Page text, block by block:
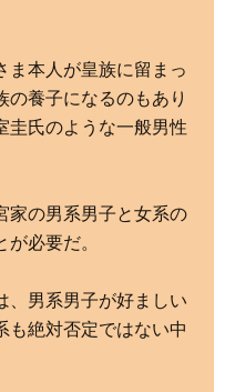
ま本人が皇族に留まっ
の養子になるのもあり
圭氏のような一般男性
家の男系男子と女系の
必要だ。
、男系男子が好ましい
も絶対否定ではない中